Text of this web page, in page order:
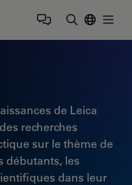
de Leica
recherches
sur le thème de
débutants, les
dans leur